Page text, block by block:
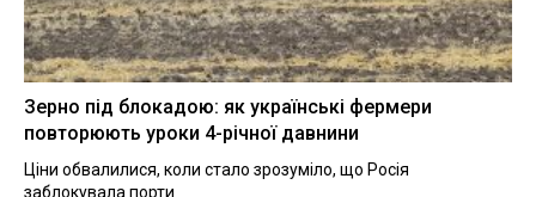
Зерно під блокадою: як українські фермери
повторюють уроки 4-річної давнини
Ціни обвалилися, коли стало зрозуміло, що Росія
заблокувала порти